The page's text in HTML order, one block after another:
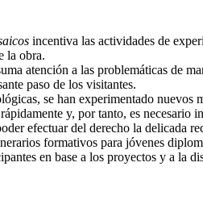
incentiva las actividades de
la obra.
atención a las problemáticas de
paso de los visitantes.
se han experimentado
y, por tanto, es
efectuar del derecho la delicada
formativos para jóvenes
en base a los proyectos y a la